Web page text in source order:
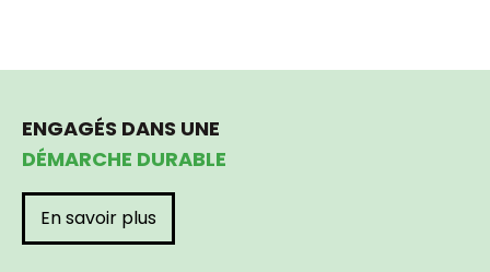
ENGAGÉS DANS UNE
DÉMARCHE DURABLE
En savoir plus